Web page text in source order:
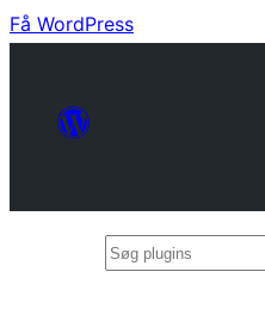
Få WordPress
Søg